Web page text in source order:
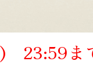
) 23:59ま